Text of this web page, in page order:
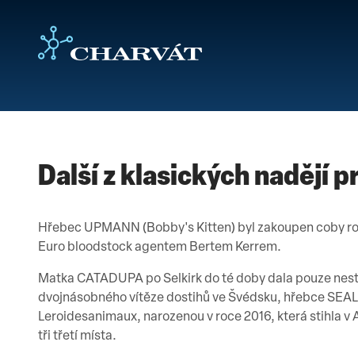
Další z klasických nadějí
Hřebec UPMANN (Bobby's Kitten) byl zakoupen coby
Euro bloodstock agentem Bertem Kerrem.
Matka CATADUPA po Selkirk do té doby dala pouze
dvojnásobného vítěze dostihů ve Švédsku, hřebce
Leroidesanimaux, narozenou v roce 2016, která stihla
tři třetí místa.